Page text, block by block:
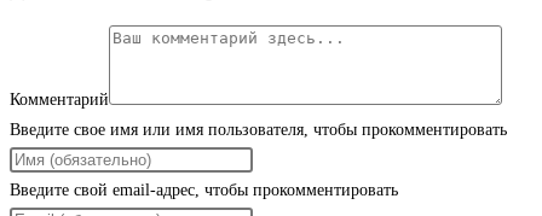
Комментарий
Введите свое имя или имя пользователя, чтобы прокомментировать
Введите свой email-адрес, чтобы прокомментировать